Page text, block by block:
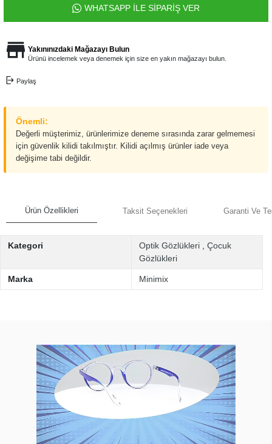
WHATSAPP İLE SİPARİŞ VER
Yakınınızdaki Mağazayı Bulun
Ürünü incelemek veya denemek için size en yakın mağazayı bulun.
Paylaş
Önemli:
Değerli müşterimiz, ürünlerimize deneme sırasında zarar gelmemesi
için güvenlik kilidi takılmıştır. Kilidi açılmış ürünler iade veya
değişime tabi değildir.
Ürün Özellikleri Taksit Seçenekleri Garanti Ve
Kategori Optik Gözlükleri
Çocuk
Gözlükleri
Marka Minimix